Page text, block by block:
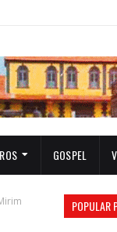
GOSPEL
POPULAR